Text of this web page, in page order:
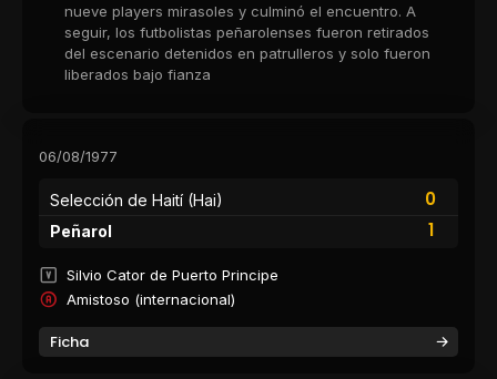
nueve players mirasoles y culminó el encuentro. A
seguir, los futbolistas peñarolenses fueron retirados
del escenario detenidos en patrulleros y solo fueron
liberados bajo fianza
06/08/1977
Selección de Haití (Hai)
0
1
Peñarol
Silvio Cator de Puerto Principe
Amistoso (internacional)
Ficha